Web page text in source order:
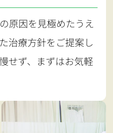
原因を見極めたうえ
治療方針をご提案し
せず、まずはお気軽